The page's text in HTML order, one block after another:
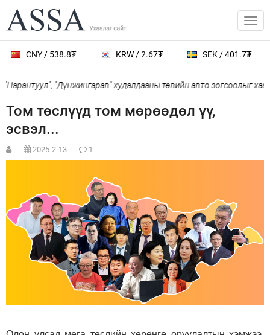
/ 538.8₮ KRW / 2.67₮ SEK / 401.7₮
"Дүнжингарав" худалдааны төвийн авто зогсоолыг хаана
Том төслүүд том мөрөөдөл үү,
эсвэл...
2025-2-13 1